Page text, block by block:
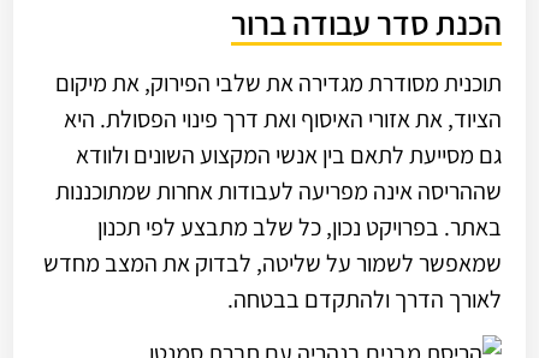
הכנת סדר עבודה ברור
תוכנית מסודרת מגדירה את שלבי הפירוק, את מיקום
הציוד, את אזורי האיסוף ואת דרך פינוי הפסולת. היא
גם מסייעת לתאם בין אנשי המקצוע השונים ולוודא
שההריסה אינה מפריעה לעבודות אחרות שמתוכננות
באתר. בפרויקט נכון, כל שלב מתבצע לפי תכנון
שמאפשר לשמור על שליטה, לבדוק את המצב מחדש
לאורך הדרך ולהתקדם בבטחה.